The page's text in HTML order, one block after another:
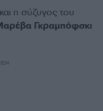
η σύζυγος του
Γκραμπόφσκι